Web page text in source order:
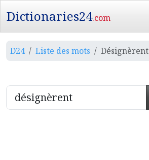
Dictionaries24.com
D24 Liste des mots Désignèrent